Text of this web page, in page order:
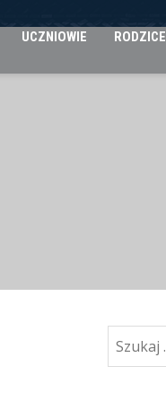
UCZNIOWIE RODZICE
Szukaj: